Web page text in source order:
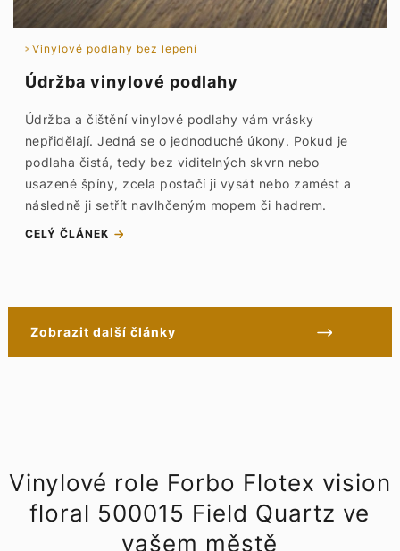
Vinylové podlahy bez lepení
Údržba vinylové podlahy
Údržba a čištění vinylové podlahy vám vrásky
nepřidělají. Jedná se o jednoduché úkony. Pokud je
podlaha čistá, tedy bez viditelných skvrn nebo
usazené špíny, zcela postačí ji vysát nebo zamést a
následně ji setřít navlhčeným mopem či hadrem.
CELÝ ČLÁNEK
Zobrazit další články
Vinylové role Forbo Flotex vision
floral 500015 Field Quartz ve
vašem městě